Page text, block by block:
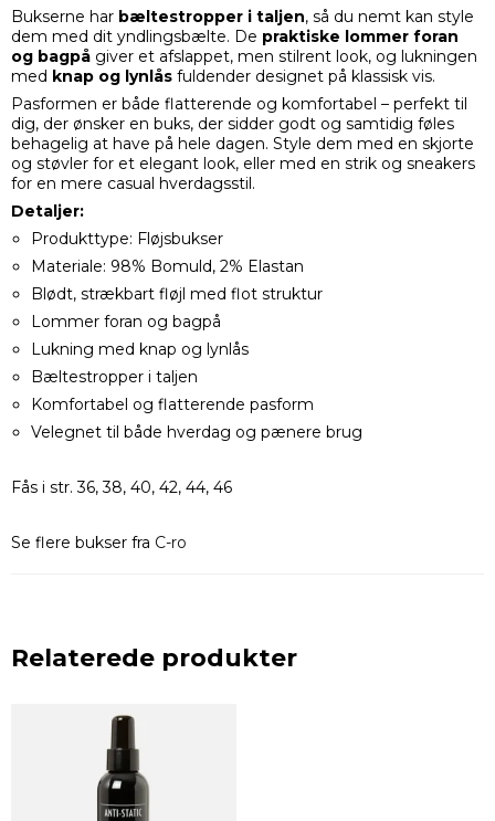
Bukserne har bæltestropper i taljen, så du nemt kan style
dem med dit yndlingsbælte. De praktiske lommer foran
og bagpå giver et afslappet, men stilrent look, og lukningen
med knap og lynlås fuldender designet på klassisk vis.
Pasformen er både flatterende og komfortabel – perfekt til
dig, der ønsker en buks, der sidder godt og samtidig føles
behagelig at have på hele dagen. Style dem med en skjorte
og støvler for et elegant look, eller med en strik og sneakers
for en mere casual hverdagsstil.
Detaljer:
Produkttype: Fløjsbukser
Materiale: 98% Bomuld, 2% Elastan
Blødt, strækbart fløjl med flot struktur
Lommer foran og bagpå
Lukning med knap og lynlås
Bæltestropper i taljen
Komfortabel og flatterende pasform
Velegnet til både hverdag og pænere brug
Fås i str. 36, 38, 40, 42, 44, 46
Se flere bukser fra C-ro
Relaterede produkter